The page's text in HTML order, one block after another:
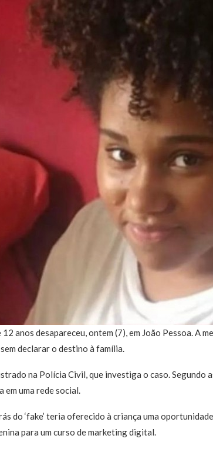
12 anos desapareceu, ontem (7), em João Pessoa. A
declarar o destino à família.
na Polícia Civil, que investiga o caso. Segundo
em uma rede social.
do ‘fake’ teria oferecido à criança uma
para um curso de marketing digital.